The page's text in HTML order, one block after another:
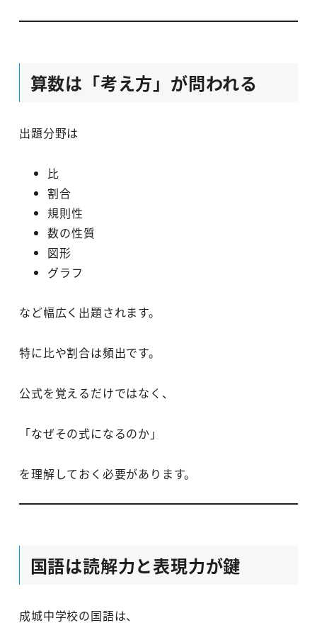
算数は「考え方」が問われる
出題分野は
比
割合
規則性
数の性質
図形
グラフ
など幅広く出題されます。
特に比や割合は頻出です。
公式を覚えるだけではなく、
「なぜその式になるのか」
を理解しておく必要があります。
国語は読解力と表現力が鍵
成城中学校の国語は、